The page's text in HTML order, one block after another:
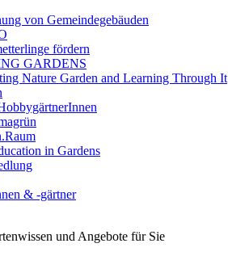
von Gemeindegebäuden
fördern
GARDENS
Nature Garden and Learning Through It
in Gardens
& -gärtner
und Angebote für Sie